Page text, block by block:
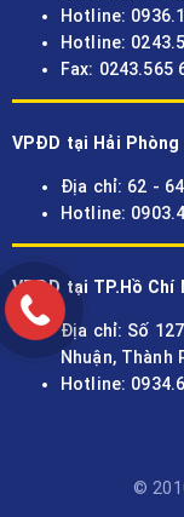
Hotline:
Hotline:
Fax: 0243.565
VPĐD tại Hải Phòng
Địa chỉ: 62 -
Hotline:
VPĐD tại TP.Hồ Chí
Địa chỉ: Số
Nhuận, Thành
Hotline:
©